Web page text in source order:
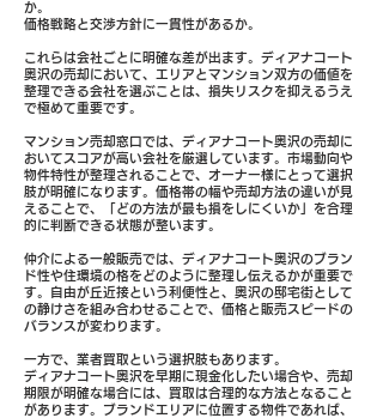
か。
価格戦略と交渉方針に一貫性があるか。
これらは会社ごとに明確な差が出ます。ディアナコート
奥沢の売却において、エリアとマンション双方の価値を
整理できる会社を選ぶことは、損失リスクを抑えるうえ
で極めて重要です。
マンション売却窓口では、ディアナコート奥沢の売却に
おいてスコアが高い会社を厳選しています。市場動向や
物件特性が整理されることで、オーナー様にとって選択
肢が明確になります。価格帯の幅や売却方法の違いが見
えることで、「どの方法が最も損をしにくいか」を合理
的に判断できる状態が整います。
仲介による一般販売では、ディアナコート奥沢のブラン
ド性や住環境の格をどのように整理し伝えるかが重要で
す。自由が丘近接という利便性と、奥沢の邸宅街として
の静けさを組み合わせることで、価格と販売スピードの
バランスが変わります。
一方で、業者買取という選択肢もあります。
ディアナコート奥沢を早期に現金化したい場合や、売却
期限が明確な場合には、買取は合理的な方法となること
があります。ブランドエリアに位置する物件であれば、